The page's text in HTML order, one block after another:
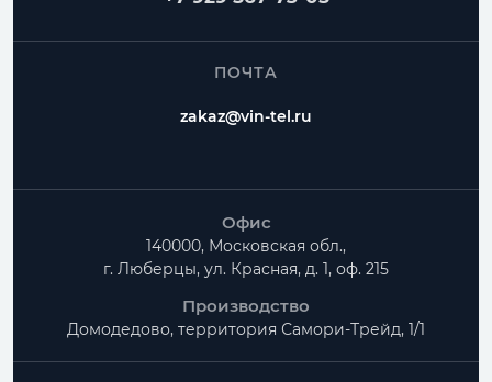
ПОЧТА
zakaz@vin-tel.ru
Офис
140000, Московская обл.,
г. Люберцы, ул. Красная, д. 1, оф. 215
Производство
Домодедово, территория Самори-Трейд, 1/1